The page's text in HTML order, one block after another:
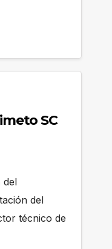
SC
del
del
técnico de